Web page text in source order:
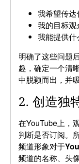
我希望传达
我的目标观
我能提供什
明确了这些问题
趣，确定一个清
中脱颖而出，并
2. 创造独
在YouTube上，
判断是否订阅。
频道形象对于
频道的名称、头